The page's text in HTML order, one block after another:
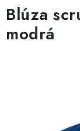
OBUV
HOTEL A SLUŽBY
Blúza
modrá